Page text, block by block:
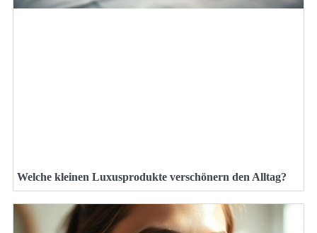
Welche kleinen Luxusprodukte verschönern den Alltag?